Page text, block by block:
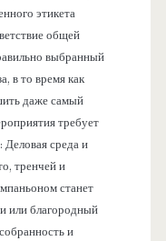
этикета
общей
выбранный
в то время как
даже самый
требует
Деловая среда и
тренчей и
станет
или благородный
и